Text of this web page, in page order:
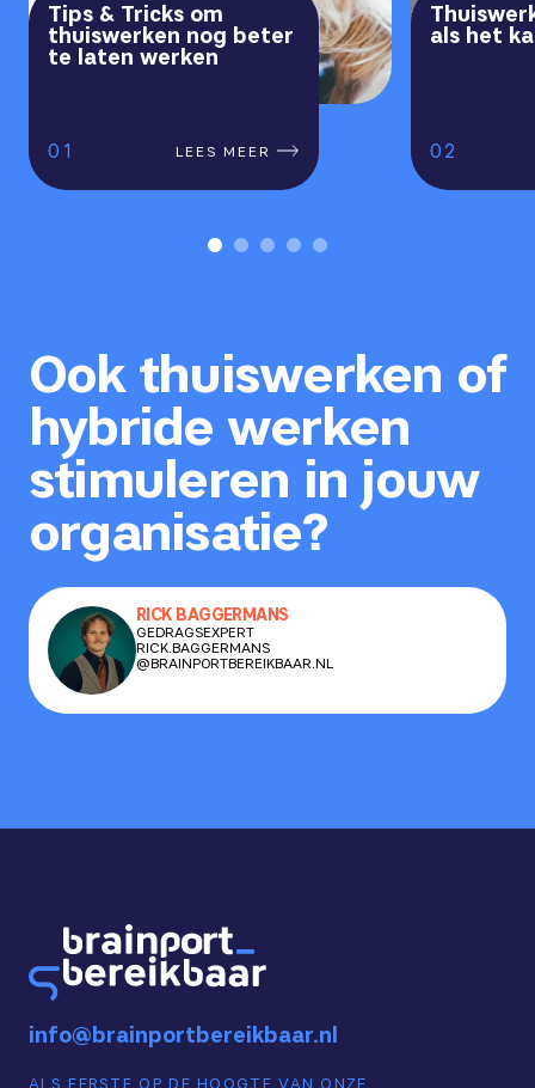
Tips & Tricks om
thuiswerken nog beter
te laten werken
1 LEES MEER
als het
2
Ook thuiswerken of
hybride werken
stimuleren in jouw
organisatie?
RICK BAGGERMANS
GEDRAGSEXPERT
RICK.BAGGERMANS
@BRAINPORTBEREIKBAAR.NL
info@brainportbereikbaar.nl
ALS EERSTE OP DE HOOGTE VAN ONZE